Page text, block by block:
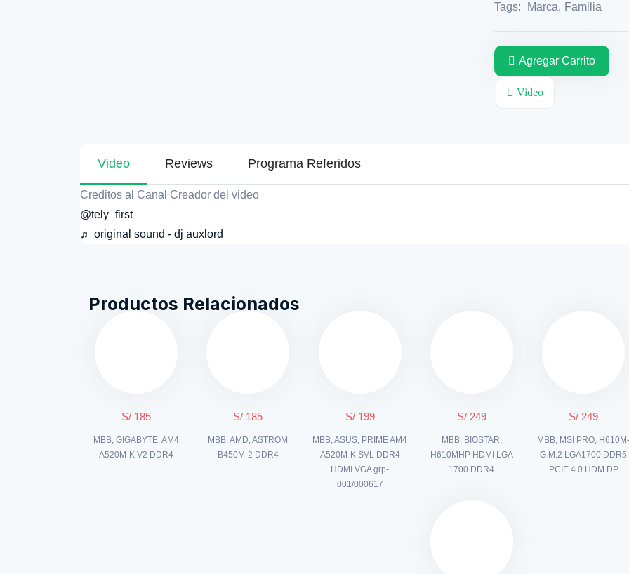
Tags: Marca, Familia
Agregar Carrito
Video
Video Reviews Programa Referidos
Creditos al Canal Creador del video
@tely_first
♬ original sound - dj auxlord
Productos Relacionados
S/ 185
MBB, GIGABYTE, AM4
A520M-K V2 DDR4
S/ 185
MBB, AMD, ASTROM
B450M-2 DDR4
S/ 199
MBB, ASUS, PRIME AM4
A520M-K SVL DDR4
HDMI VGA grp-
001/000617
S/ 249
MBB, BIOSTAR,
H610MHP HDMI LGA
1700 DDR4
S/ 249
MBB, MSI PRO,
G M.2 LGA1700 DDR5
PCIE 4.0 HDM DP